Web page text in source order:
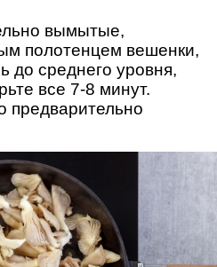
вымытые,
полотенцем вешенки,
до среднего уровня,
все 7-8 минут.
предварительно